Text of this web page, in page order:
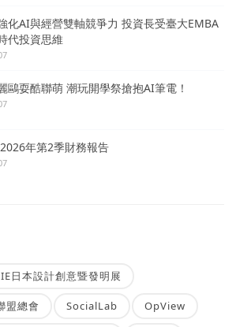
化AI與經營雙軸競爭力 投資長受臺大EMBA
代投資思維
鷗耍酷聯萌 潮玩開學祭搶抱AI筆電！
年第2季財務報告
日本設計創意暨發明展
盟總會 SocialLab OpView